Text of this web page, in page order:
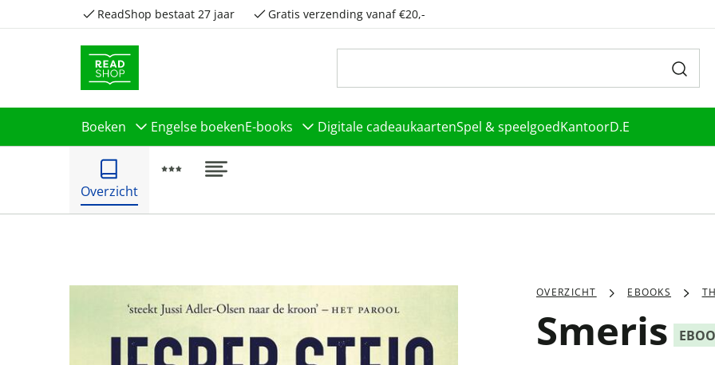
ReadShop bestaat 27 jaar Gratis verzending vanaf €20,-
Boeken Engelse boekenE-books Digitale cadeaukaartenSpel & speelgoedKantoorD.E
Overzicht
OVERZICHT EBOOKS
Smeris